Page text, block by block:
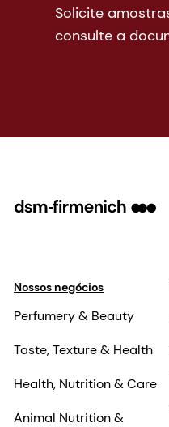
Solicite
consulte a
Nossos negócios
Perfumery & Beauty
Taste, Texture & Health
Health, Nutrition & Care
Animal Nutrition &